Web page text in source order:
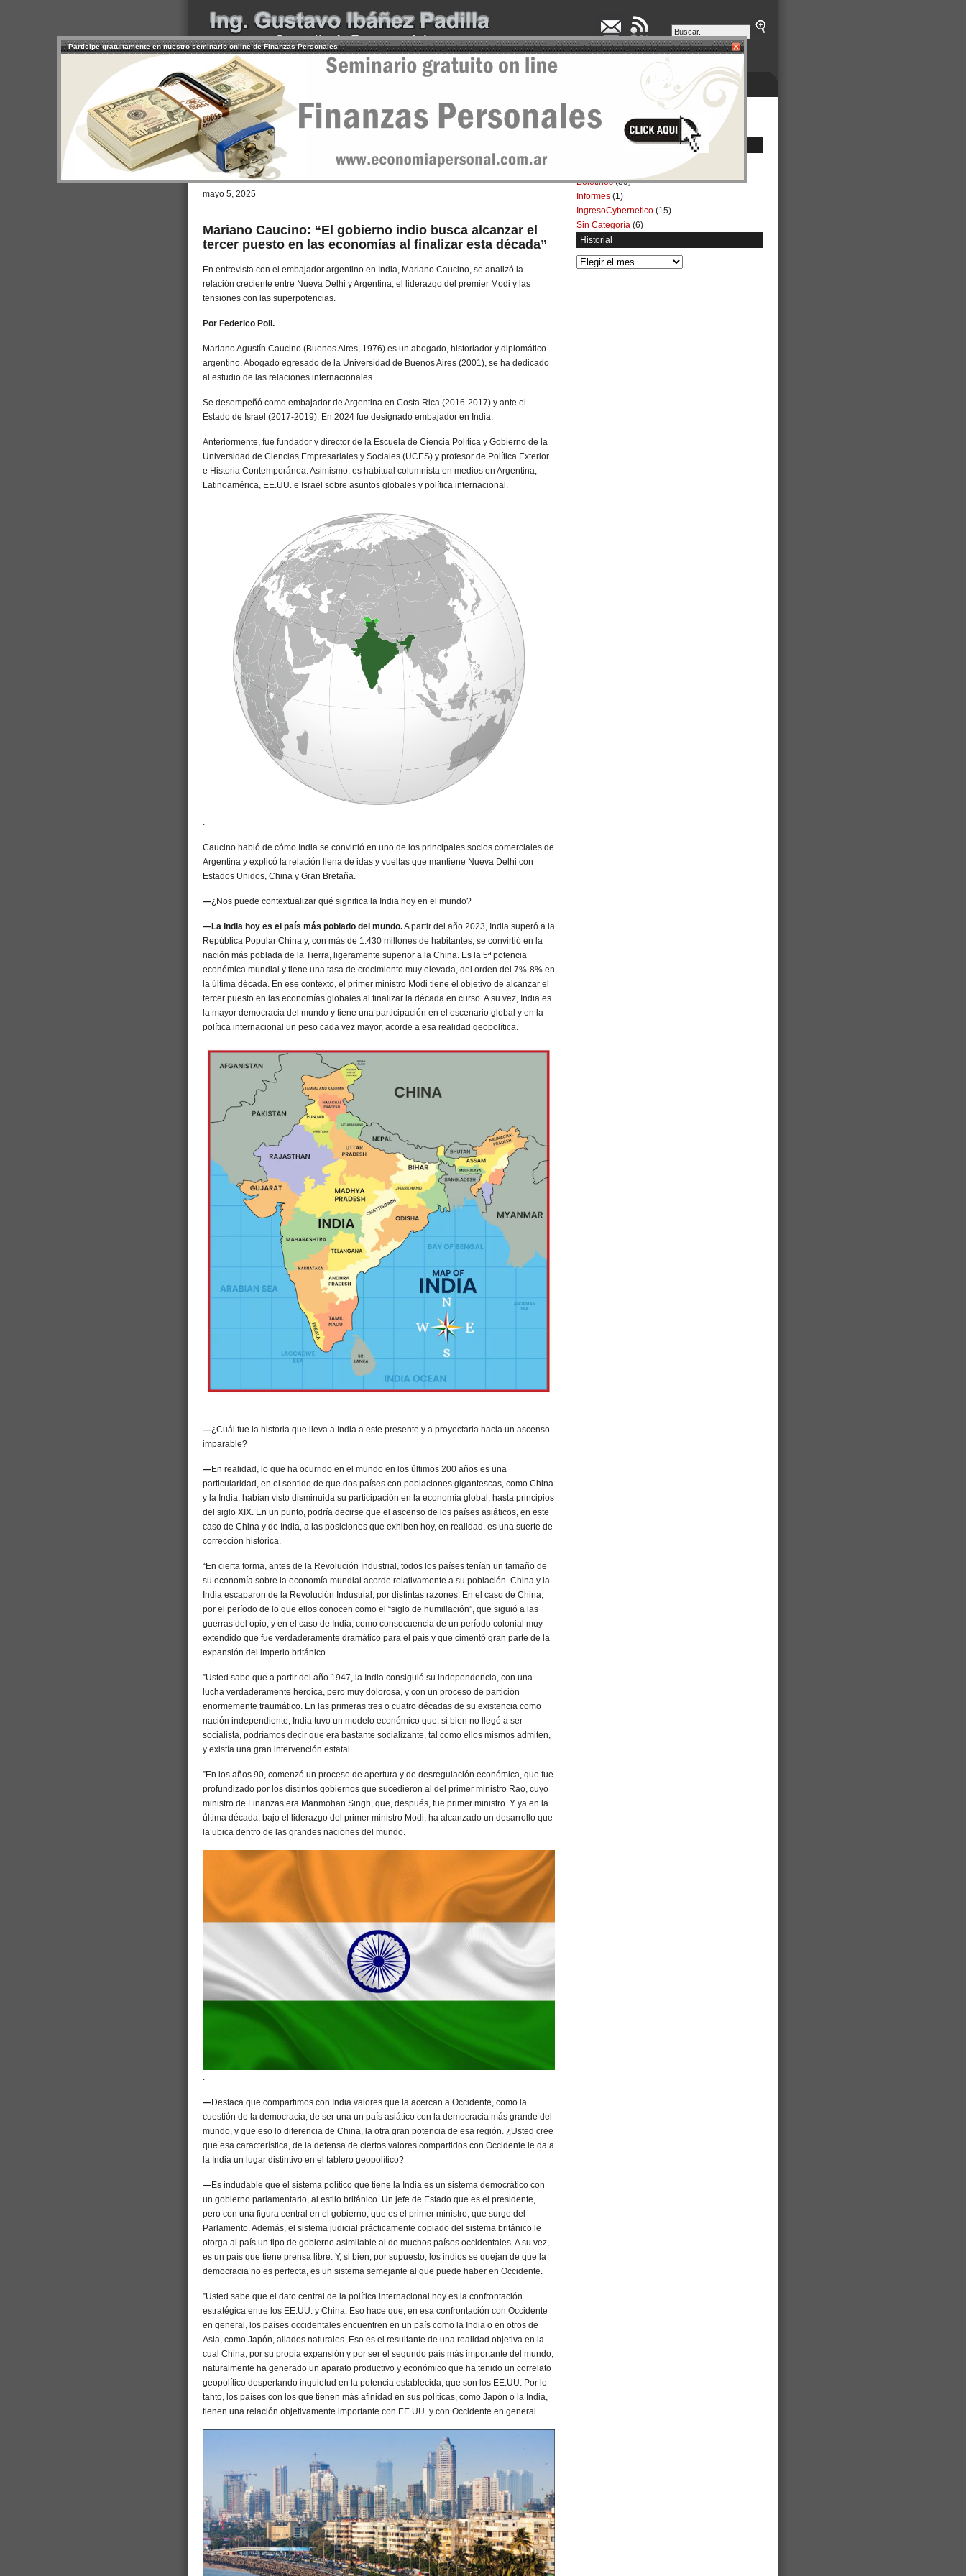
INICIO SERVICIOS BOLETINES NEGOCIOS
CONTACTO USUARIO
Browse >Home/
El futuro de la India
mayo 5, 2025
Mariano Caucino: “El gobierno indio busca alcanzar el
tercer puesto en las economías al finalizar esta década”
En entrevista con el embajador argentino en India, Mariano Caucino, se analizó la
relación creciente entre Nueva Delhi y Argentina, el liderazgo del premier Modi y las
tensiones con las superpotencias.
Por Federico Poli.
Mariano Agustín Caucino (Buenos Aires, 1976) es un abogado, historiador y diplomático
argentino. Abogado egresado de la Universidad de Buenos Aires (2001), se ha dedicado
al estudio de las relaciones internacionales.
Se desempeñó como embajador de Argentina en Costa Rica (2016-2017) y ante el
Estado de Israel (2017-2019). En 2024 fue designado embajador en India.
Anteriormente, fue fundador y director de la Escuela de Ciencia Política y Gobierno de la
Universidad de Ciencias Empresariales y Sociales (UCES) y profesor de Política Exterior
e Historia Contemporánea. Asimismo, es habitual columnista en medios en Argentina,
Latinoamérica, EE.UU. e Israel sobre asuntos globales y política internacional.
.
Caucino habló de cómo India se convirtió en uno de los principales socios comerciales de
Argentina y explicó la relación llena de idas y vueltas que mantiene Nueva Delhi con
Estados Unidos, China y Gran Bretaña.
—¿Nos puede contextualizar qué significa la India hoy en el mundo?
—La India hoy es el país más poblado del mundo.A partir del año 2023, India superó a la
República Popular China y, con más de 1.430 millones de habitantes, se convirtió en la
nación más poblada de la Tierra, ligeramente superior a la China. Es la 5ª potencia
económica mundial y tiene una tasa de crecimiento muy elevada, del orden del 7%-8% en
la última década. En ese contexto, el primer ministro Modi tiene el objetivo de alcanzar el
tercer puesto en las economías globales al finalizar la década en curso. A su vez, India es
la mayor democracia del mundo y tiene una participación en el escenario global y en la
política internacional un peso cada vez mayor, acorde a esa realidad geopolítica.
.
—¿Cuál fue la historia que lleva a India a este presente y a proyectarla hacia un ascenso
imparable?
—En realidad, lo que ha ocurrido en el mundo en los últimos 200 años es una
particularidad, en el sentido de que dos países con poblaciones gigantescas, como China
y la India, habían visto disminuida su participación en la economía global, hasta principios
del siglo XIX. En un punto, podría decirse que el ascenso de los países asiáticos, en este
caso de China y de India, a las posiciones que exhiben hoy, en realidad, es una suerte de
corrección histórica.
“En cierta forma, antes de la Revolución Industrial, todos los países tenían un tamaño de
su economía sobre la economía mundial acorde relativamente a su población. China y la
India escaparon de la Revolución Industrial, por distintas razones. En el caso de China,
por el período de lo que ellos conocen como el “siglo de humillación”, que siguió a las
guerras del opio, y en el caso de India, como consecuencia de un período colonial muy
extendido que fue verdaderamente dramático para el país y que cimentó gran parte de la
expansión del imperio británico.
”Usted sabe que a partir del año 1947, la India consiguió su independencia, con una
lucha verdaderamente heroica, pero muy dolorosa, y con un proceso de partición
enormemente traumático. En las primeras tres o cuatro décadas de su existencia como
nación independiente, India tuvo un modelo económico que, si bien no llegó a ser
socialista, podríamos decir que era bastante socializante, tal como ellos mismos admiten,
y existía una gran intervención estatal.
”En los años 90, comenzó un proceso de apertura y de desregulación económica, que fue
profundizado por los distintos gobiernos que sucedieron al del primer ministro Rao, cuyo
ministro de Finanzas era Manmohan Singh, que, después, fue primer ministro. Y ya en la
última década, bajo el liderazgo del primer ministro Modi, ha alcanzado un desarrollo que
la ubica dentro de las grandes naciones del mundo.
.
—Destaca que compartimos con India valores que la acercan a Occidente, como la
cuestión de la democracia, de ser una un país asiático con la democracia más grande del
mundo, y que eso lo diferencia de China, la otra gran potencia de esa región. ¿Usted cree
que esa característica, de la defensa de ciertos valores compartidos con Occidente le da a
la India un lugar distintivo en el tablero geopolítico?
—Es indudable que el sistema político que tiene la India es un sistema democrático con
un gobierno parlamentario, al estilo británico. Un jefe de Estado que es el presidente,
pero con una figura central en el gobierno, que es el primer ministro, que surge del
Parlamento. Además, el sistema judicial prácticamente copiado del sistema británico le
otorga al país un tipo de gobierno asimilable al de muchos países occidentales. A su vez,
es un país que tiene prensa libre. Y, si bien, por supuesto, los indios se quejan de que la
democracia no es perfecta, es un sistema semejante al que puede haber en Occidente.
”Usted sabe que el dato central de la política internacional hoy es la confrontación
estratégica entre los EE.UU. y China. Eso hace que, en esa confrontación con Occidente
en general, los países occidentales encuentren en un país como la India o en otros de
Asia, como Japón, aliados naturales. Eso es el resultante de una realidad objetiva en la
cual China, por su propia expansión y por ser el segundo país más importante del mundo,
naturalmente ha generado un aparato productivo y económico que ha tenido un correlato
geopolítico despertando inquietud en la potencia establecida, que son los EE.UU. Por lo
tanto, los países con los que tienen más afinidad en sus políticas, como Japón o la India,
tienen una relación objetivamente importante con EE.UU. y con Occidente en general.
Participe gratuitamente en nuestro seminario online de Finanzas Personales
Boletines(39)
Informes (1)
IngresoCybernetico (15)
Sin Categoría (6)
Historial
Historial